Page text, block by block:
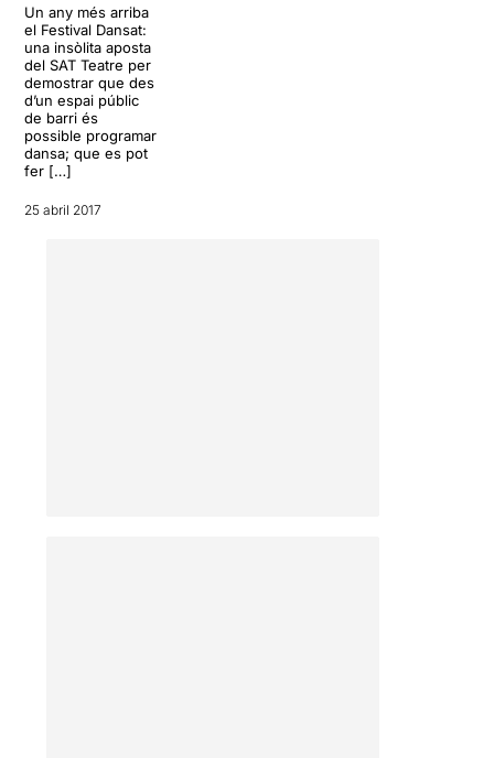
Un any més arriba
el Festival Dansat:
una insòlita aposta
del SAT Teatre per
demostrar que des
d’un espai públic
de barri és
possible programar
dansa; que es pot
fer […]
25 abril 2017